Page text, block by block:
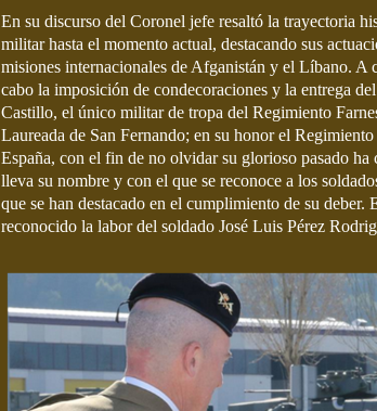
En su discurso del Coronel jefe resaltó la trayectoria
militar hasta el momento actual, destacando sus
misiones internacionales de Afganistán y el Líbano. A
cabo la imposición de condecoraciones y la entrega
Castillo, el único militar de tropa del Regimiento
Laureada de San Fernando; en su honor el
España, con el fin de no olvidar su glorioso pasado ha
lleva su nombre y con el que se reconoce a los
que se han destacado en el cumplimiento de su deber.
reconocido la labor del soldado José Luis Pérez